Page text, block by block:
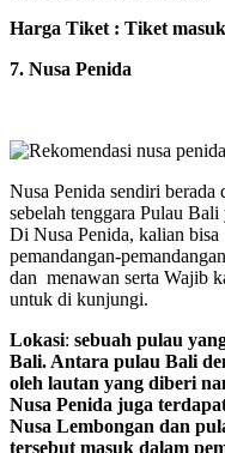
Harga Tiket : Tiket
7. Nusa Penida
Nusa Penida sendiri
sebelah tenggara Pulau
Di Nusa Penida, kalian
pemandangan-
dan menawan serta Wajib
untuk di kunjungi.
Lokasi: sebuah pulau
Bali. Antara pulau Bali
oleh lautan yang diberi
Nusa Penida juga
Nusa Lembongan dan
tersebut masuk dalam